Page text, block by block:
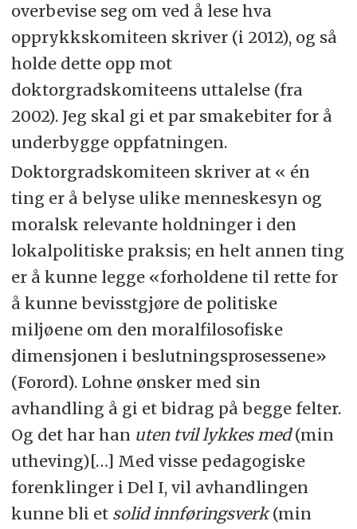
overbevise seg om ved å lese hva
opprykkskomiteen skriver (i 2012), og så
holde dette opp mot
doktorgradskomiteens uttalelse (fra
2002). Jeg skal gi et par smakebiter for å
underbygge oppfatningen.
Doktorgradskomiteen skriver at « én
ting er å belyse ulike menneskesyn og
moralsk relevante holdninger i den
lokalpolitiske praksis; en helt annen ting
er å kunne legge «forholdene til rette for
å kunne bevisstgjøre de politiske
miljøene om den moralfilosofiske
dimensjonen i beslutningsprosessene»
(Forord). Lohne ønsker med sin
avhandling å gi et bidrag på begge felter.
Og det har han uten tvil lykkes med(min
utheving)[…] Med visse pedagogiske
forenklinger i Del I, vil avhandlingen
kunne bli et solid innføringsverk(min